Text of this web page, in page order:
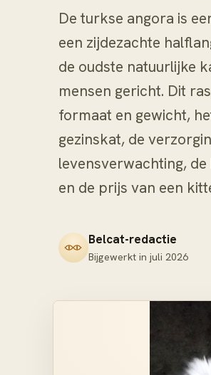
De turkse angora is
een zijdezachte
de oudste natuurlijke
mensen gericht. Dit
formaat en gewicht,
gezinskat, de
levensverwachting,
en de prijs van een
Belcat-redactie
Bijgewerkt in juli 2026